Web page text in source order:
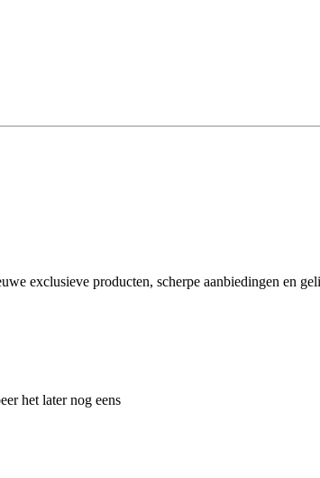
exclusieve producten, scherpe aanbiedingen en
het later nog eens